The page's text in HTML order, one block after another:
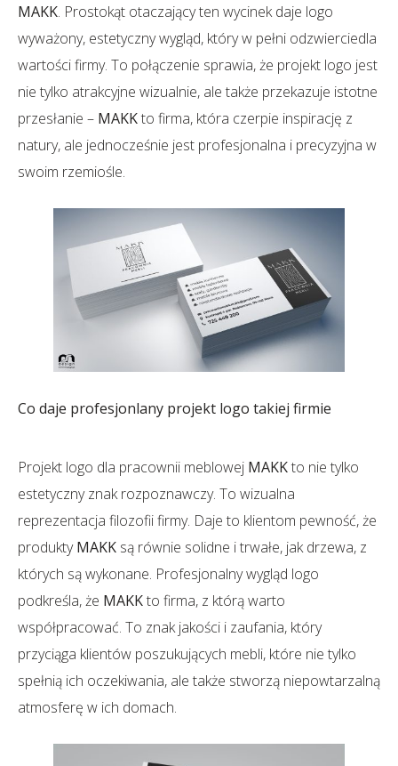
MAKK. Prostokąt otaczający ten wycinek daje logo
wyważony, estetyczny wygląd, który w pełni odzwierciedla
wartości firmy. To połączenie sprawia, że projekt logo jest
nie tylko atrakcyjne wizualnie, ale także przekazuje istotne
przesłanie – MAKKto firma, która czerpie inspirację z
natury, ale jednocześnie jest profesjonalna i precyzyjna w
swoim rzemiośle.
Co daje profesjonlany projekt logo takiej firmie
Projekt logo dla pracownii meblowej MAKKto nie tylko
estetyczny znak rozpoznawczy. To wizualna
reprezentacja filozofii firmy. Daje to klientom pewność, że
produktyMAKK są równie solidne i trwałe, jak drzewa, z
których są wykonane. Profesjonalny wygląd logo
podkreśla, że MAKKto firma, z którą warto
współpracować. To znak jakości i zaufania, który
przyciąga klientów poszukujących mebli, które nie tylko
spełnią ich oczekiwania, ale także stworzą niepowtarzalną
atmosferę w ich domach.